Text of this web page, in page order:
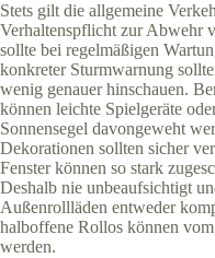
Stets gilt die allgemeine
Verhaltenspflicht zur Abwehr
sollte bei regelmäßigen
konkreter Sturmwarnung
wenig genauer hinschauen.
können leichte Spielgeräte
Sonnensegel davongeweht
Dekorationen sollten sicher
Fenster können so stark
Deshalb nie unbeaufsichtigt
Außenrollläden entweder
halboffene Rollos können
werden.